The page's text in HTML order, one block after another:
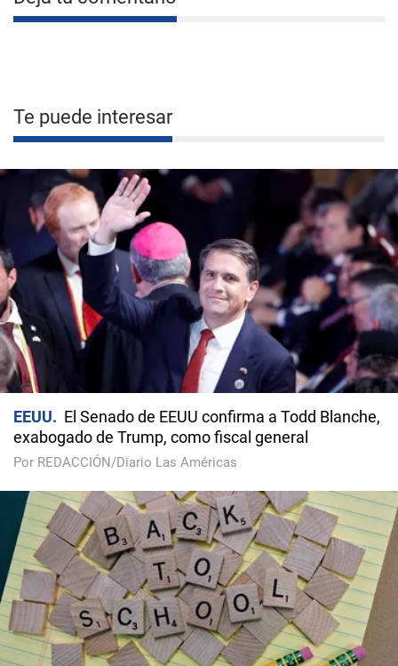
Te puede interesar
EEUU
El Senado de EEUU confirma a Todd Blanche,
exabogado de Trump, como fiscal general
Por REDACCIÓN/Diario Las Américas